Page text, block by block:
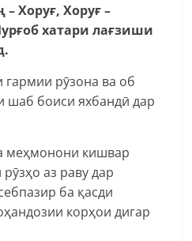
– Хоруғ, Хоруғ–
ғоб хатари лағзиши
рӯзона ва об
шаб боиси яхбандӣ дар
меҳмонони кишвар
аз раву дар
ба қасди
корҳои дигар